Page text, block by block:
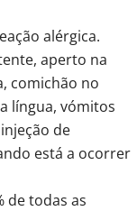
alérgica.
aperto na
comichão no
língua, vómitos
de
está a ocorrer
de todas as